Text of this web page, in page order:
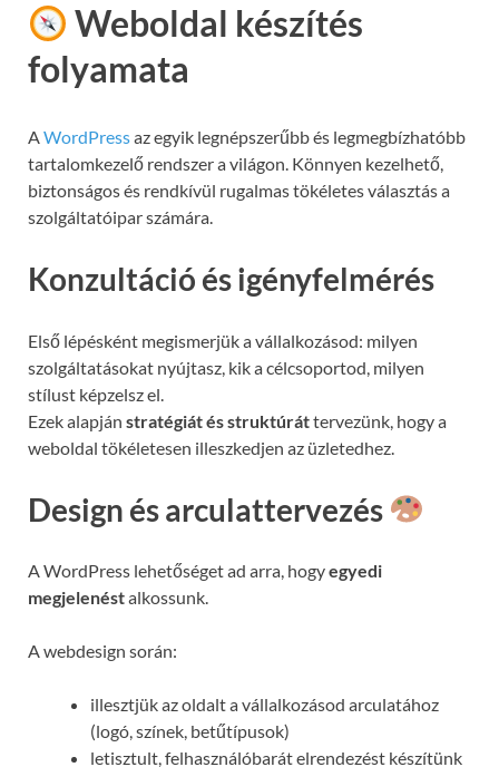
Weboldal készítés
folyamata
AWordPressaz egyik legnépszerűbb és legmegbízhatóbb
tartalomkezelő rendszer a világon. Könnyen kezelhető,
biztonságos és rendkívül rugalmas tökéletes választás a
szolgáltatóipar számára.
Konzultáció és igényfelmérés
Első lépésként megismerjük a vállalkozásod: milyen
szolgáltatásokat nyújtasz, kik a célcsoportod, milyen
stílust képzelsz el.
Ezek alapján stratégiát és struktúráttervezünk, hogy a
weboldal tökéletesen illeszkedjen az üzletedhez.
Design és arculattervezés
A WordPress lehetőséget ad arra, hogyegyedi
megjelenéstalkossunk.
A webdesign során:
illesztjük az oldalt a vállalkozásod arculatához
(logó, színek, betűtípusok)
letisztult, felhasználóbarát elrendezést készítünk